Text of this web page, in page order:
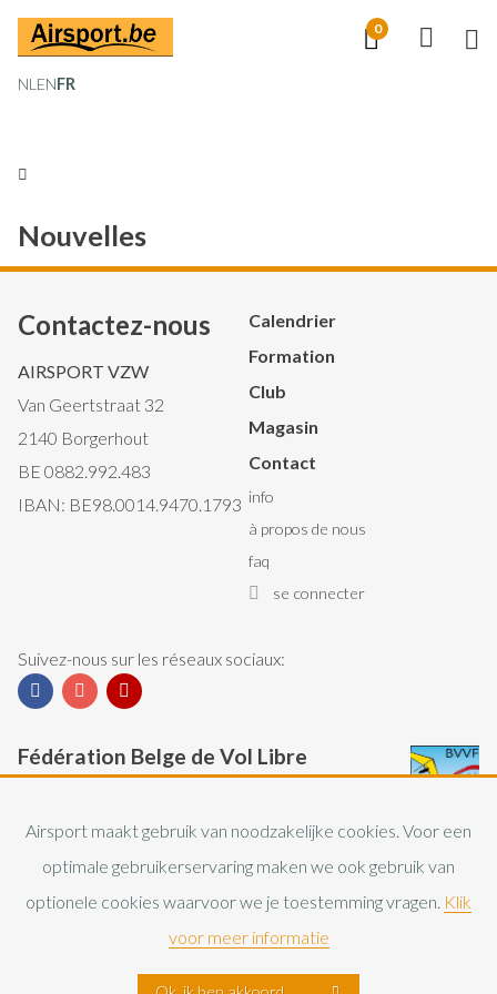
Aller
contenu
NL ENFR
0
Nouvelles
Contactez-nous
AIRSPORT VZW
Van Geertstraat 32
2140 Borgerhout
BE 0882.992.483
IBAN: BE98.0014.9470.1793
Hoofdnavigatie
Calendrier
Formation
Club
Magasin
Contact
Secondary
Navigation
info
à propos de nous
faq
se connecter
Suivez-nous sur les réseaux sociaux:
FacebookInstagramYouTube
Fédération Belge de Vol Libre
les pratiquants du deltaplane et du parapente en
Belgique.
FBVL website
Airsport maakt gebruik van noodzakelijke cookies. Voor een
optimale gebruikerservaring maken we ook gebruik van
optionele cookies waarvoor we je toestemming vragen. Klik
voor meer informatie